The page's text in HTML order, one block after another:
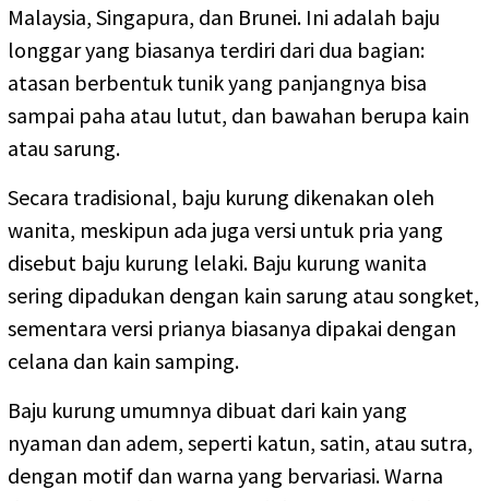
Malaysia, Singapura, dan Brunei. Ini adalah baju
longgar yang biasanya terdiri dari dua bagian:
atasan berbentuk tunik yang panjangnya bisa
sampai paha atau lutut, dan bawahan berupa kain
atau sarung.
Secara tradisional, baju kurung dikenakan oleh
wanita, meskipun ada juga versi untuk pria yang
disebut baju kurung lelaki. Baju kurung wanita
sering dipadukan dengan kain sarung atau songket,
sementara versi prianya biasanya dipakai dengan
celana dan kain samping.
Baju kurung umumnya dibuat dari kain yang
nyaman dan adem, seperti katun, satin, atau sutra,
dengan motif dan warna yang bervariasi. Warna